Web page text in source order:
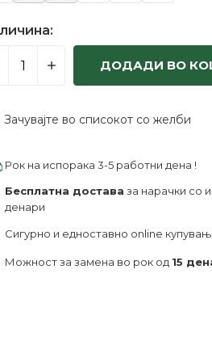
ДОДАДИ ВО
Зачувајте во списокот со желби
Рок на испорака 3-5 работни дена !
Бесплатна достава за нарачки со
денари
Сигурно и едноставно online
Можност за замена во рок од 15